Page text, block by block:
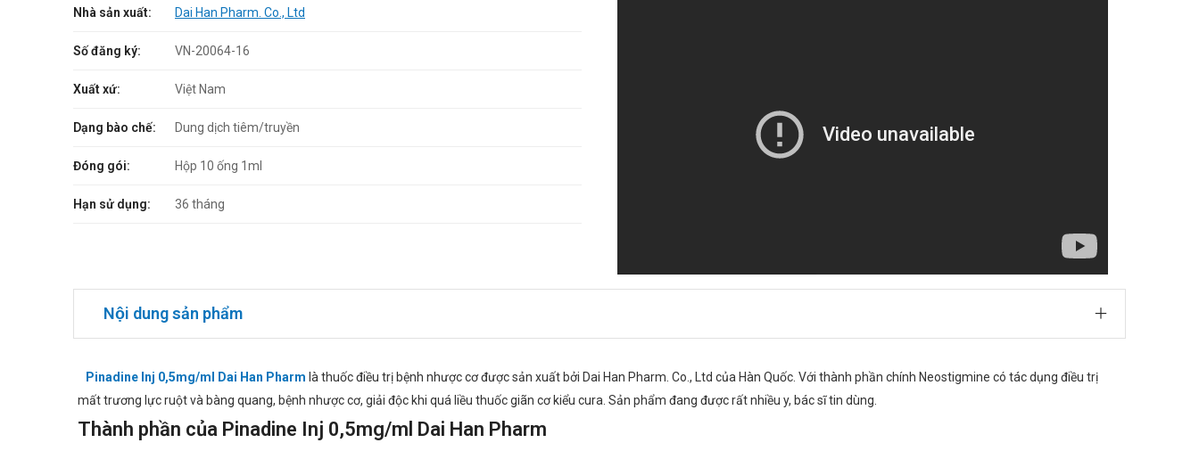
Nhà sản xuất: Dai Han Pharm. Co., Ltd
Số đăng ký: VN-20064-16
Xuất xứ: Việt Nam
Dạng bào chế: Dung dịch tiêm/truyền
Đóng gói: Hộp 10 ống 1ml
Hạn sử dụng: 36 tháng
Nội dung sản phẩm
Pinadine Inj 0,5mg/ml Dai Han Pharm là thuốc điều trị bệnh nhược cơ được sản xuất bởi Dai Han Pharm. Co., Ltd của Hàn Quốc. Với thành phần chính Neostigmine có tác dụng điều trị
mất trương lực ruột và bàng quang, bệnh nhược cơ, giải độc khi quá liều thuốc giãn cơ kiểu cura. Sản phẩm đang được rất nhiều y, bác sĩ tin dùng.
Thành phần của Pinadine Inj 0,5mg/ml Dai Han Pharm